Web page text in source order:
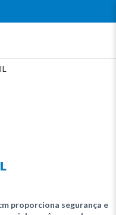
proporciona segurança e